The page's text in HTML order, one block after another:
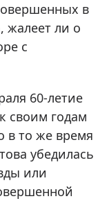
в
жалеет ли о
с
60-летие
своим годам
в то же время
убедилась
или